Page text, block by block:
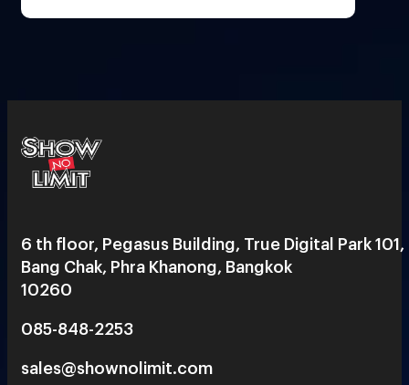
6 th floor, Pegasus Building, True Digital Park 101,
Bang Chak, Phra Khanong, Bangkok
10260
085-848-2253
sales@shownolimit.com